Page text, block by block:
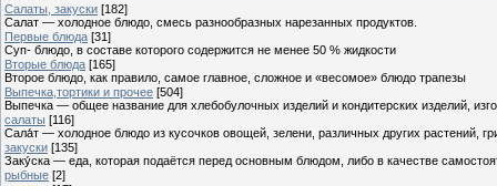
Cалаты, закуски [182]
Салат — холодное блюдо, смесь разнообразных нарезанных продуктов.
Первые блюда [31]
Суп- блюдо, в составе которого содержится не менее 50 % жидкости
Вторые блюда [165]
Второе блюдо, как правило, самое главное, сложное и «весомое» блюдо трапезы
Выпечка,тортики и прочее [504]
Выпечка — общее название для хлебобулочных изделий и кондитерских изделий,
салаты [116]
Сала́т — холодное блюдо из кусочков овощей, зелени, различных других растений,
закуски [135]
Заку́ска — еда, которая подаётся перед основным блюдом, либо в качестве
рыбные [2]